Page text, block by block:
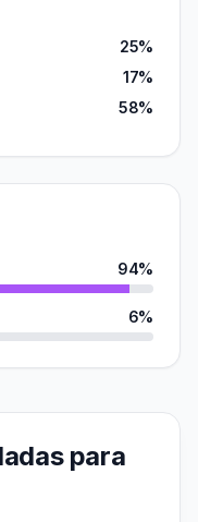
25%
17%
58%
94%
6%
para